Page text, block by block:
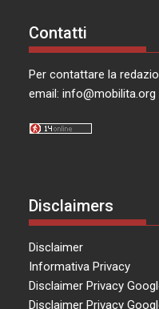
Contatti
Per contattare la
email:info@mobilita.org
Disclaimers
Disclaimer
Informativa Privacy
Disclaimer Privacy
Disclaimer Privacy